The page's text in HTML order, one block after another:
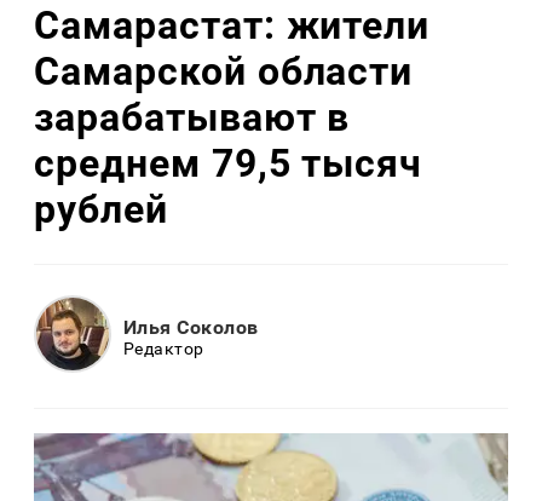
Самарастат: жители
Самарской области
зарабатывают в
среднем 79,5 тысяч
рублей
Илья Соколов
Редактор